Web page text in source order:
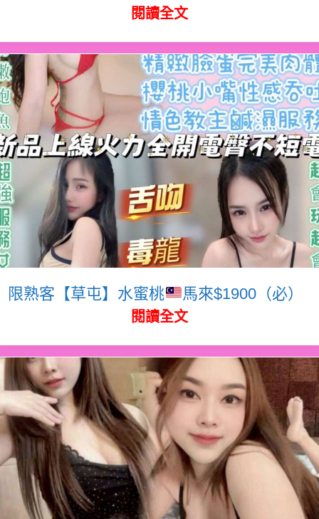
閱讀全文
限熟客【草屯】水蜜桃 馬來$1900（必）
閱讀全文